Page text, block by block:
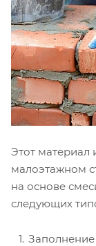
Этот материал
малоэтажном
на основе
следующих